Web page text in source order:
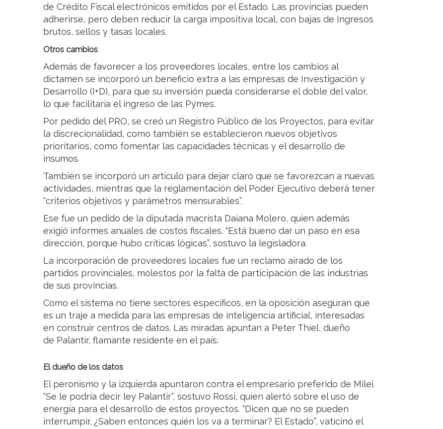
de Crédito Fiscal electrónicos emitidos por el Estado. Las provincias pueden
adherirse, pero deben reducir la carga impositiva local, con bajas de Ingresos
brutos, sellos y tasas locales.
Otros cambios
Además de favorecer a los proveedores locales, entre los cambios al
dictamen se incorporó un beneficio extra a las empresas de Investigación y
Desarrollo (I+D), para que su inversión pueda considerarse el doble del valor,
lo que facilitaría el ingreso de las Pymes.
Por pedido del PRO, se creó un Registro Público de los Proyectos, para evitar
la discrecionalidad, como también se establecieron nuevos objetivos
prioritarios, como fomentar las capacidades técnicas y el desarrollo de
insumos.
También se incorporó un artículo para dejar claro que se favorezcan a nuevas
actividades, mientras que la reglamentación del Poder Ejecutivo deberá tener
“criterios objetivos y parámetros mensurables”.
Ese fue un pedido de la diputada macrista Daiana Molero, quien además
exigió informes anuales de costos fiscales. “Está bueno dar un paso en esa
dirección, porque hubo críticas lógicas”, sostuvo la legisladora.
La incorporación de proveedores locales fue un reclamo airado de los
partidos provinciales, molestos por la falta de participación de las industrias
de sus provincias.
Como el sistema no tiene sectores específicos, en la oposición aseguran que
es un traje a medida para las empresas de inteligencia artificial, interesadas
en construir centros de datos. Las miradas apuntan a Peter Thiel, dueño
de Palantir, flamante residente en el país.
El dueño de los datos
El peronismo y la izquierda apuntaron contra el empresario preferido de Milei.
“Se le podría decir ley Palantir”, sostuvo Rossi, quien alertó sobre el uso de
energía para el desarrollo de estos proyectos. “Dicen que no se pueden
interrumpir. ¿Saben entonces quién los va a terminar? El Estado”, vaticinó el